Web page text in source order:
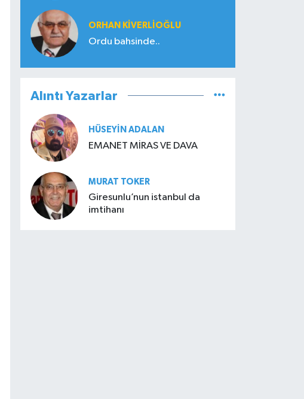
ORHAN KIVERLIOĞLU
Ordu bahsinde..
Alıntı Yazarlar
HÜSEYIN ADALAN
EMANET MİRAS VE DAVA
MURAT TOKER
Giresunlu’nun istanbul da
imtihanı